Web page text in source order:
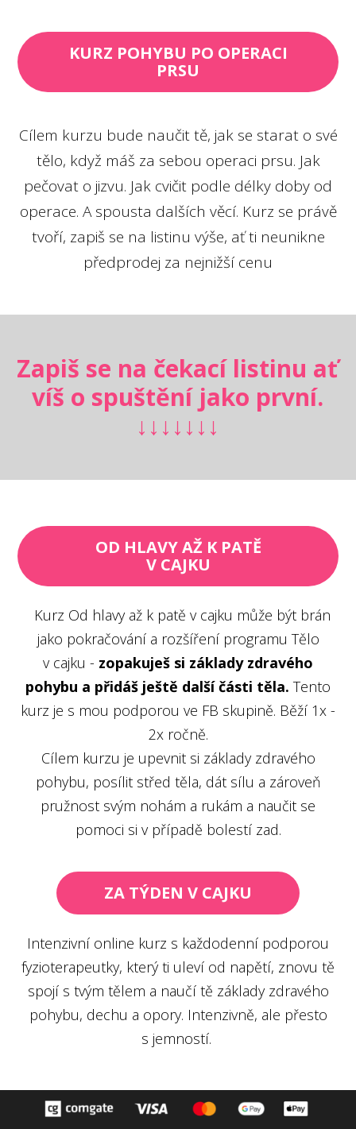
KURZ POHYBU PO OPERACI
PRSU
Cílem kurzu bude naučit tě, jak se starat o své
tělo, když máš za sebou operaci prsu. Jak
pečovat o jizvu. Jak cvičit podle délky doby od
operace. A spousta dalších věcí. Kurz se právě
tvoří, zapiš se na listinu výše, ať ti neunikne
předprodej za nejnižší cenu
Zapiš se na čekací listinu ať
víš o spuštění jako první.
↓↓↓↓↓↓↓
OD HLAVY AŽ K PATĚ
V CAJKU
Kurz Od hlavy až k patě v cajku může být brán
jako pokračování a rozšíření programu Tělo
v cajku - zopakuješ si základy zdravého
pohybu a přidáš ještě další části těla. Tento
kurz je s mou podporou ve FB skupině. Běží 1x -
2x ročně.
Cílem kurzu je upevnit si základy zdravého
pohybu, posílit střed těla, dát sílu a zároveň
pružnost svým nohám a rukám a naučit se
pomoci si v případě bolestí zad.
ZA TÝDEN V CAJKU
Intenzivní online kurz s každodenní podporou
fyzioterapeutky, který ti uleví od napětí, znovu tě
spojí s tvým tělem a naučí tě základy zdravého
pohybu, dechu a opory. Intenzivně, ale přesto
s jemností.